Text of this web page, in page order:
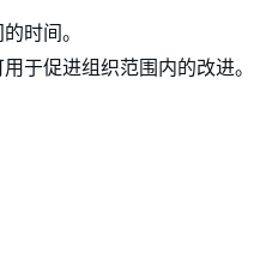
时间。
于促进组织范围内的改进。